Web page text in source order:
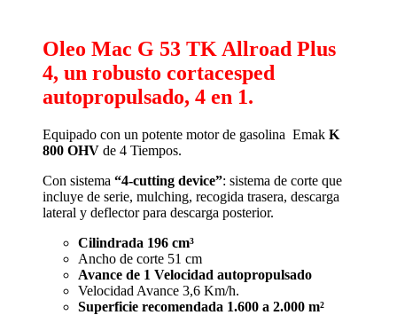
Oleo Mac G 53 TK Allroad Plus
4, un robusto cortacesped
autopropulsado, 4 en 1.
Equipado con un potente motor de gasolina Emak K
800 OHV de 4 Tiempos.
Con sistema “4-cutting device”: sistema de corte que
incluye de serie, mulching, recogida trasera, descarga
lateral y deflector para descarga posterior.
Cilindrada 196 cm³
Ancho de corte 51 cm
Avance de 1 Velocidad autopropulsado
Velocidad Avance 3,6 Km/h.
Superficie recomendada 1.600 a 2.000 m²